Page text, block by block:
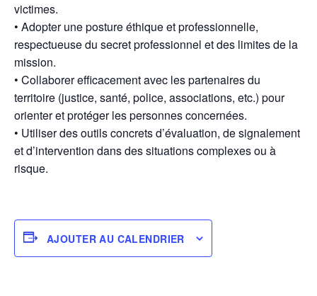
victimes.
• Adopter une posture éthique et professionnelle,
respectueuse du secret professionnel et des limites de la
mission.
• Collaborer efficacement avec les partenaires du
territoire (justice, santé, police, associations, etc.) pour
orienter et protéger les personnes concernées.
• Utiliser des outils concrets d’évaluation, de signalement
et d’intervention dans des situations complexes ou à
risque.
AJOUTER AU CALENDRIER